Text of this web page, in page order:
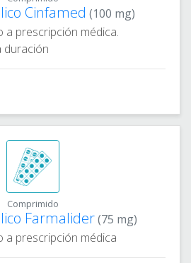
Cinfamed (100 mg)
a prescripción médica.
duración
Comprimido
Farmalider(75 mg)
a prescripción médica